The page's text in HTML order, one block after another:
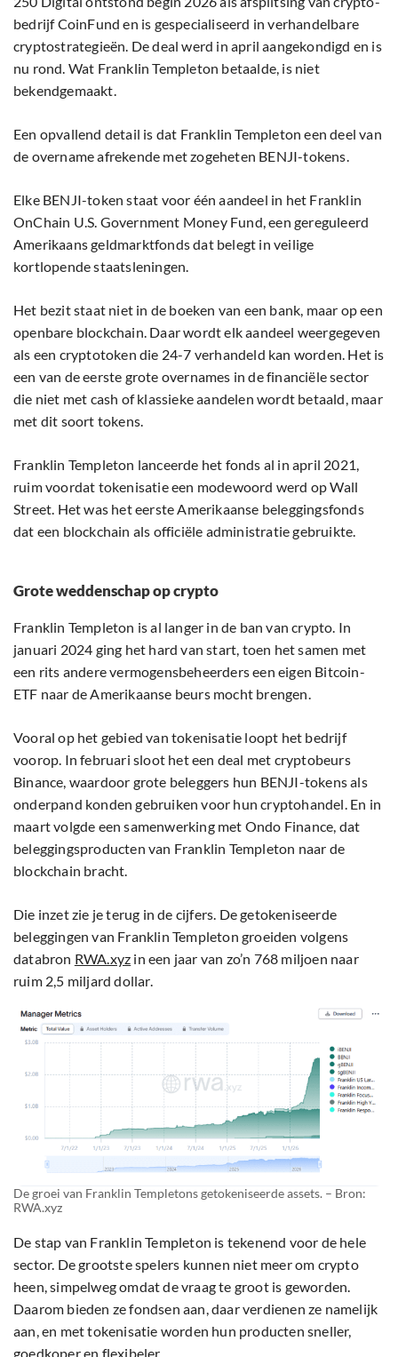
bedrijf CoinFund en is gespecialiseerd in verhandelbare
cryptostrategieën. De deal werd in april aangekondigd en is
nu rond. Wat Franklin Templeton betaalde, is niet
bekendgemaakt.
Een opvallend detail is dat Franklin Templeton een deel van
de overname afrekende met zogeheten BENJI-tokens.
Elke BENJI-token staat voor één aandeel in het Franklin
OnChain U.S. Government Money Fund, een gereguleerd
Amerikaans geldmarktfonds dat belegt in veilige
kortlopende staatsleningen.
Het bezit staat niet in de boeken van een bank, maar op een
openbare blockchain. Daar wordt elk aandeel weergegeven
als een cryptotoken die 24-7 verhandeld kan worden. Het is
een van de eerste grote overnames in de financiële sector
die niet met cash of klassieke aandelen wordt betaald, maar
met dit soort tokens.
Franklin Templeton lanceerde het fonds al in april 2021,
ruim voordat tokenisatie een modewoord werd op Wall
Street. Het was het eerste Amerikaanse beleggingsfonds
dat een blockchain als officiële administratie gebruikte.
Grote weddenschap op crypto
Franklin Templeton is al langer in de ban van crypto. In
januari 2024 ging het hard van start, toen het samen met
een rits andere vermogensbeheerders een eigen Bitcoin-
ETF naar de Amerikaanse beurs mocht brengen.
Vooral op het gebied van tokenisatie loopt het bedrijf
voorop. In februari sloot het een deal met cryptobeurs
Binance, waardoor grote beleggers hun BENJI-tokens als
onderpand konden gebruiken voor hun cryptohandel. En in
maart volgde een samenwerking met Ondo Finance, dat
beleggingsproducten van Franklin Templeton naar de
blockchain bracht.
Die inzet zie je terug in de cijfers. De getokeniseerde
beleggingen van Franklin Templeton groeiden volgens
databron RWA.xyz in een jaar van zo’n 768 miljoen naar
ruim 2,5 miljard dollar.
De groei van Franklin Templetons getokeniseerde assets. – Bron:
RWA.xyz
De stap van Franklin Templeton is tekenend voor de hele
sector. De grootste spelers kunnen niet meer om crypto
heen, simpelweg omdat de vraag te groot is geworden.
Daarom bieden ze fondsen aan, daar verdienen ze namelijk
aan, en met tokenisatie worden hun producten sneller,
goedkoper en flexibeler.